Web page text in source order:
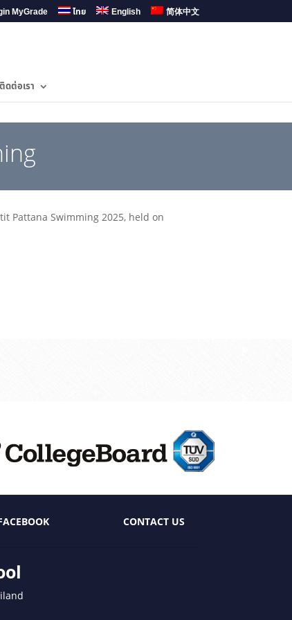
MyGrade ไทย English 简体中文
ติดต่อเรา
Pattana Swimming 2025, held on
CONTACT US